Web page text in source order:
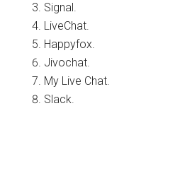
Signal.
LiveChat.
Happyfox.
Jivochat.
My Live Chat.
Slack.